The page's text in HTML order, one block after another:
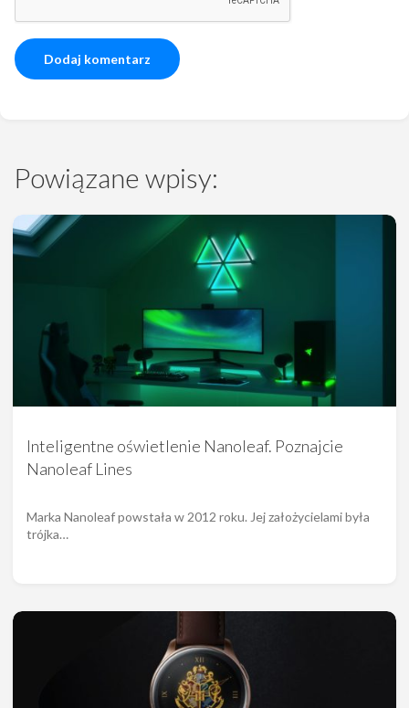
Powiązane wpisy:
Inteligentne oświetlenie Nanoleaf. Poznajcie
Nanoleaf Lines
Marka Nanoleaf powstała w 2012 roku. Jej założycielami była
trójka…